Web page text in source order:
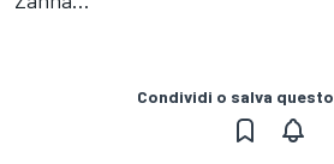
Condividi o salva